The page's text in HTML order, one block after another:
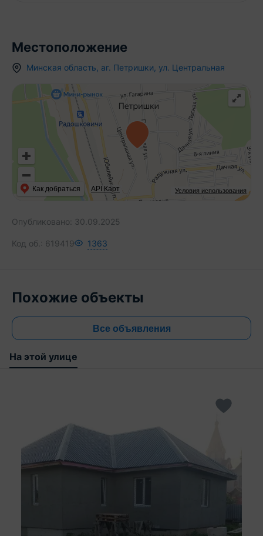
Местоположение
Минская область аг. Петришки ул. Центральная
Условия использования
Как добраться API Карт
Опубликовано: 30.09.2025
Код об.: 619419 1363
Похожие объекты
Все объявления
На этой улице